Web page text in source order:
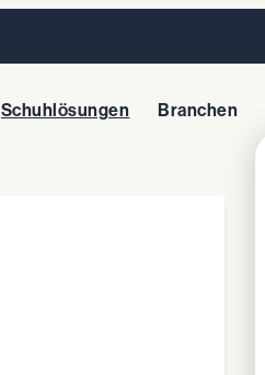
Schuhlösungen Branchen